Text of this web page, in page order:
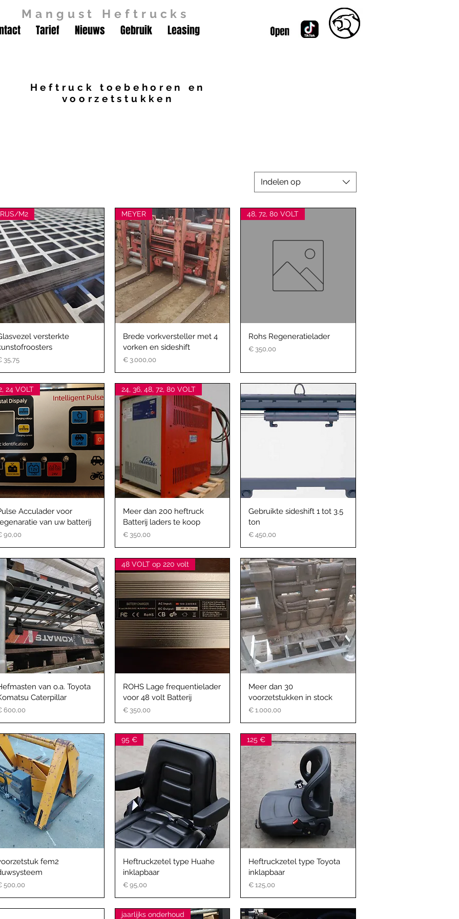
Mangust Heftrucks
Tarief Nieuws Gebruik Leasing
Heftruck toebehoren en
voorzetstukken
Indelen op
M2
versterkte
35,75
MEYER
Brede vorkversteller met 4
vorken en sideshift
Prijs
€ 3.000,00
48, 72, 80 VOLT
Rohs Regeneratielader
Prijs
€ 350,00
24 VOLT
Acculader voor
van uw batterij
90,00
24, 36, 48, 72, 80 VOLT
Meer dan 200 heftruck
Batterij laders te koop
Prijs
€ 350,00
Gebruikte sideshift 1 tot 3.5
ton
Prijs
€ 450,00
van o.a. Toyota
Caterpillar
600,00
48 VOLT op 220 volt
ROHS Lage frequentielader
voor 48 volt Batterij
Prijs
€ 350,00
Meer dan 30
voorzetstukken in stock
Prijs
€ 1.000,00
fem2
500,00
95 €
Heftruckzetel type Huahe
inklapbaar
Prijs
€ 95,00
125 €
Heftruckzetel type Toyota
inklapbaar
Prijs
€ 125,00
jaarlijks onderhoud